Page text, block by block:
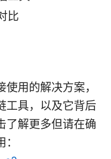
比
用的解决方案，
工具，以及它背后
了解更多但请在确